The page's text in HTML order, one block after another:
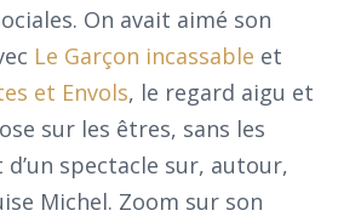
On avait aimé son
Le Garçon incassable et
et Envols, le regard aigu et
sur les êtres, sans les
spectacle sur, autour,
Michel. Zoom sur son